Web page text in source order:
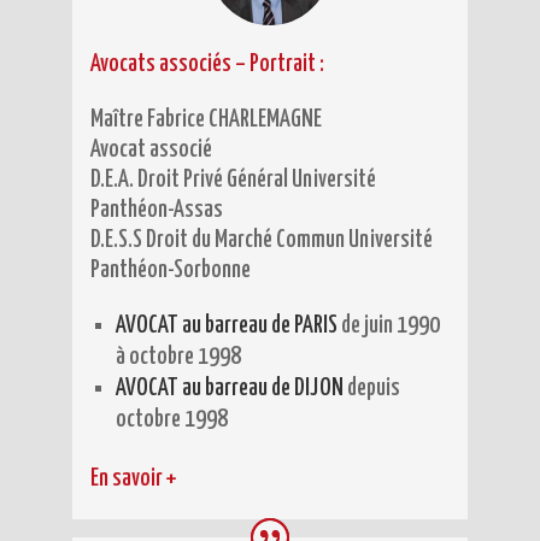
Avocats associés – Portrait :
Maître Fabrice CHARLEMAGNE
Avocat associé
D.E.A. Droit Privé Général Université
Panthéon-Assas
D.E.S.S Droit du Marché Commun Université
Panthéon-Sorbonne
AVOCAT au barreau de PARIS de juin 1990
à octobre 1998
AVOCAT au barreau de DIJON depuis
octobre 1998
En savoir +